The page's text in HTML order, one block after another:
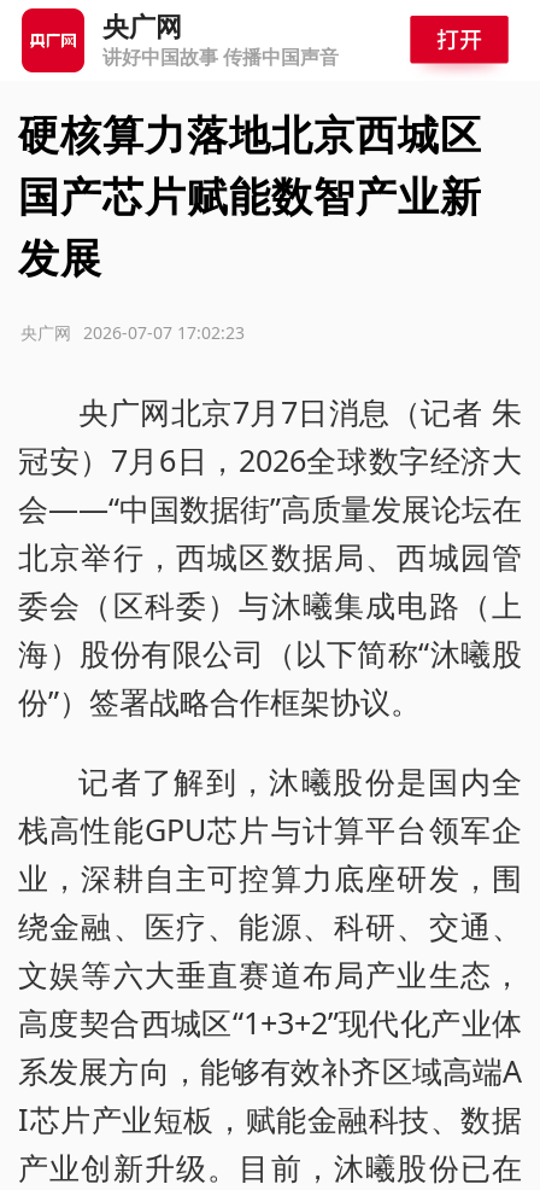
央广网
讲好中国故事 传播中国声音
硬核算力落地北京西城区
国产芯片赋能数智产业新
发展
2026-07-07 17:02:23
央广网
央广网北京7月7日消息（记者 朱
冠安）7月6日，2026全球数字经济大
会——“中国数据街”高质量发展论坛在
北京举行，西城区数据局、西城园管
委会（区科委）与沐曦集成电路（上
海）股份有限公司（以下简称“沐曦股
份”）签署战略合作框架协议。
记者了解到，沐曦股份是国内全
栈高性能GPU芯片与计算平台领军企
业，深耕自主可控算力底座研发，围
绕金融、医疗、能源、科研、交通、
文娱等六大垂直赛道布局产业生态，
高度契合西城区“1+3+2”现代化产业体
系发展方向，能够有效补齐区域高端A
I芯片产业短板，赋能金融科技、数据
产业创新升级。目前，沐曦股份已在